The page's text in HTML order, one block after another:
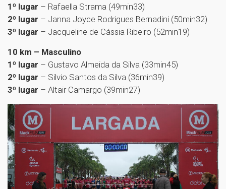
1º lugar – Rafaella Strama (49min33)
2º lugar – Janna Joyce Rodrigues Bernadini (50min32)
3º lugar – Jacqueline de Cássia Ribeiro (52min19)
10 km – Masculino
1º lugar – Gustavo Almeida da Silva (33min45)
2º lugar – Silvio Santos da Silva (36min39)
3º lugar – Altair Camargo (39min27)